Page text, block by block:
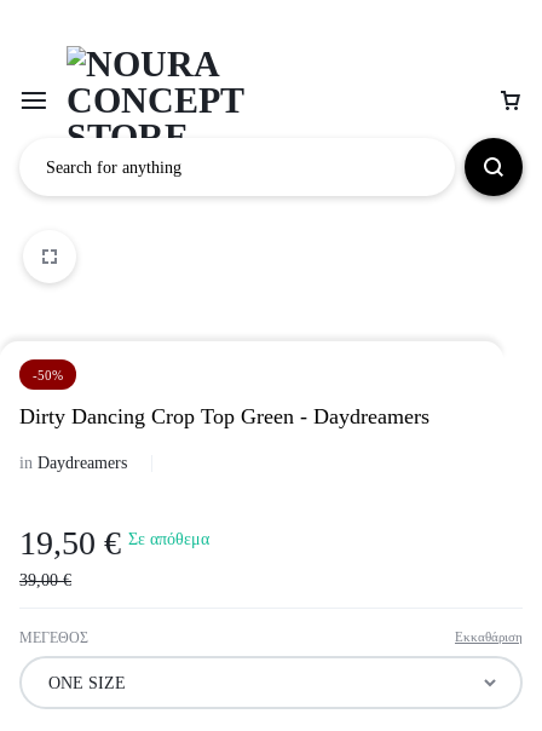
-50%
Dirty Dancing Crop Top Green - Daydreamers
in Daydreamers
19,50 €
39,00€
Σε απόθεμα
ΜΕΓΕΘΟΣ Εκκαθάριση